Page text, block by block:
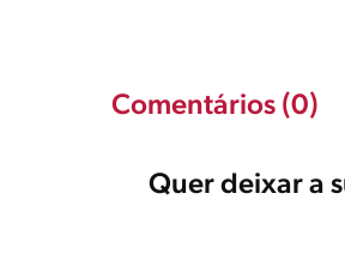
Comentários (0)
Quer deixar a